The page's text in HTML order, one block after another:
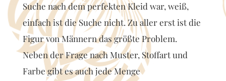
Suche nach dem perfekten Kleid war, weiß,
einfach ist die Suche nicht. Zu aller erst ist die
Figur von Männern das größte Problem.
Neben der Frage nach Muster, Stoffart und
Farbe gibt es auch jede Menge